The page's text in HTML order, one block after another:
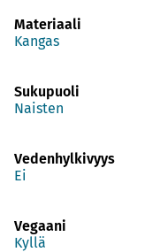
Materiaali
Kangas
Sukupuoli
Naisten
Vedenhylkivyys
Ei
Vegaani
Kyllä